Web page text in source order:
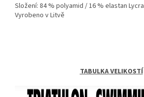
Složení: 84 % polyamid / 16 % elastan Lycra
Vyrobeno v Litvě
TABULKAVELIKOSTÍ